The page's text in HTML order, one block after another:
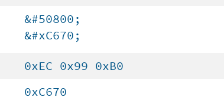
&#50800;
&#xC670;
0xEC 0x99 0xB0
0xC670